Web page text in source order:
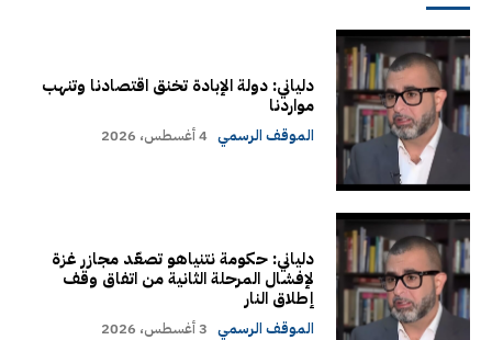
دلياني: دولة الإبادة تخنق اقتصادنا وتنهب
مواردنا
الموقف الرسمي 4 أغسطس، 2026
دلياني: حكومة نتنياهو تصعّد مجازر غزة
لإفشال المرحلة الثانية من اتفاق وقف
إطلاق النار
الموقف الرسمي 3 أغسطس، 2026